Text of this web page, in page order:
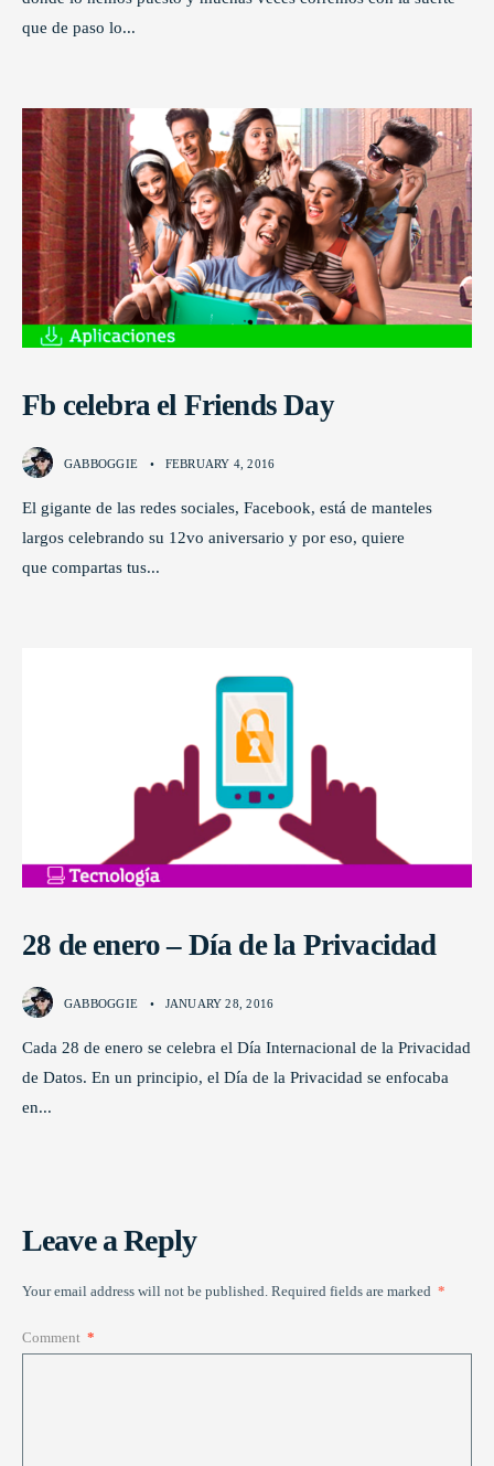
que de paso lo...
Fb celebra el Friends Day
GABBOGGIE • FEBRUARY 4, 2016
El gigante de las redes sociales, Facebook, está de manteles
largos celebrando su 12vo aniversario y por eso, quiere
que compartas tus...
28 de enero – Día de la Privacidad
GABBOGGIE • JANUARY 28, 2016
Cada 28 de enero se celebra el Día Internacional de la Privacidad
de Datos. En un principio, el Día de la Privacidad se enfocaba
en...
Leave a Reply
Your email address will not be published. Required fields are marked *
Comment *